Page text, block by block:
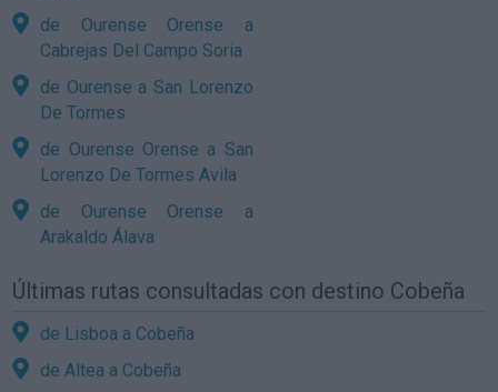
de Ourense Orense a
Cabrejas Del Campo Soria
de Ourense a San Lorenzo
De Tormes
de Ourense Orense a San
Lorenzo De Tormes Avila
de Ourense Orense a
Arakaldo Álava
Últimas rutas consultadas con destino Cobeña
de Lisboa a Cobeña
de Altea a Cobeña